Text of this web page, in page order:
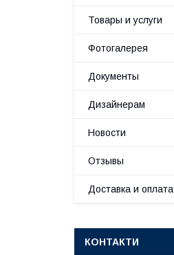
Товары и услуги
Фотогалерея
Документы
Дизайнерам
Новости
Отзывы
Доставка и оплата
КОНТАКТИ